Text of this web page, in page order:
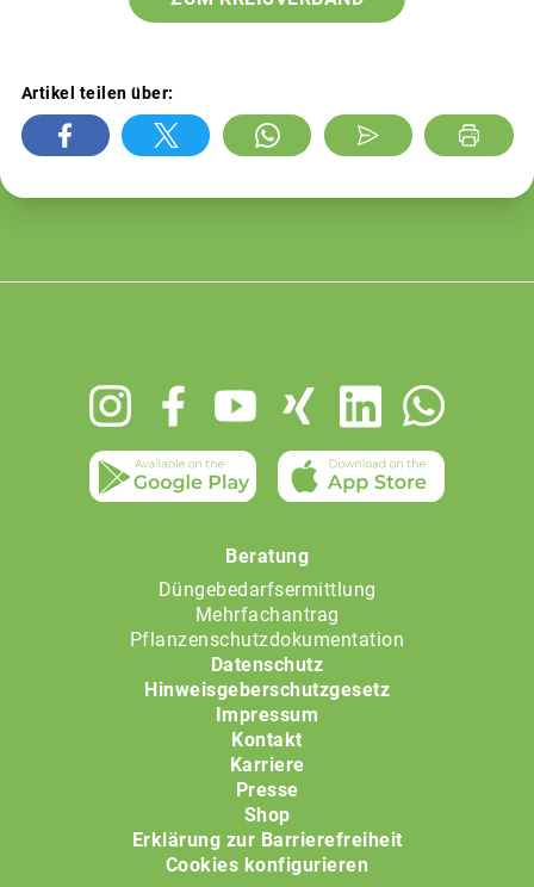
Artikel teilen über:
Beratung
Düngebedarfsermittlung
Mehrfachantrag
Pflanzenschutzdokumentation
Datenschutz
Hinweisgeberschutzgesetz
Impressum
Kontakt
Karriere
Presse
Shop
Erklärung zur Barrierefreiheit
Cookies konfigurieren